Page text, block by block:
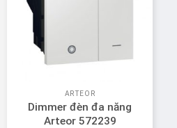
ARTEOR
Dimmer đèn đa năng
Arteor 572239